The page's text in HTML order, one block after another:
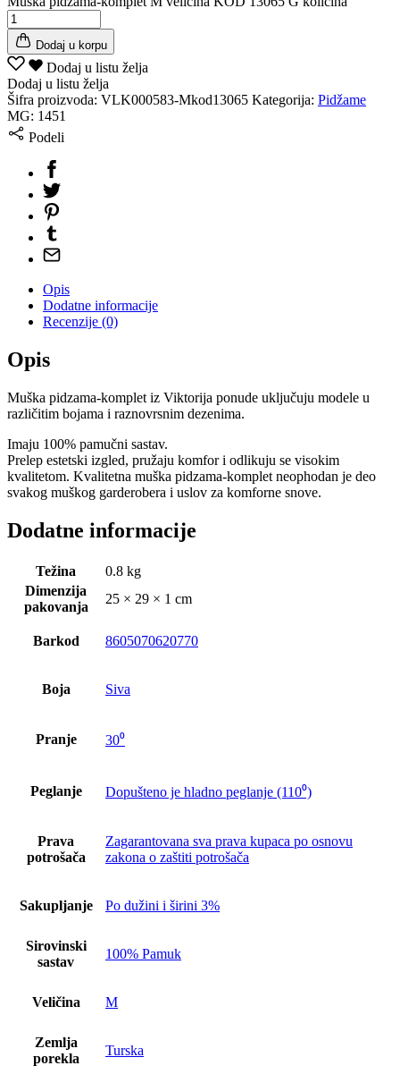
Dodaj u korpu
Dodaj u listu želja
Dodaj u listu želja
Šifra proizvoda: VLK000583-Mkod13065 Kategorija: Pidžame
MG: 1451
Podeli
Opis
Dodatne informacije
Recenzije (0)
Opis
Muška pidzama-komplet iz Viktorija ponude uključuju modele u
različitim bojama i raznovrsnim dezenima.
Imaju 100% pamučni sastav.
Prelep estetski izgled, pružaju komfor i odlikuju se visokim
kvalitetom. Kvalitetna muška pidzama-komplet neophodan je deo
svakog muškog garderobera i uslov za komforne snove.
Dodatne informacije
Težina
0.8 kg
Dimenzija
pakovanja
25 × 29 × 1 cm
Barkod 8605070620770
Boja Siva
Pranje 30⁰
Peglanje Dopušteno je hladno peglanje (110⁰)
Prava
potrošača
Zagarantovana sva prava kupaca po osnovu
zakona o zaštiti potrošača
Sakupljanje Po dužini i širini 3%
Sirovinski
sastav
100% Pamuk
Veličina M
Zemlja
porekla
Turska